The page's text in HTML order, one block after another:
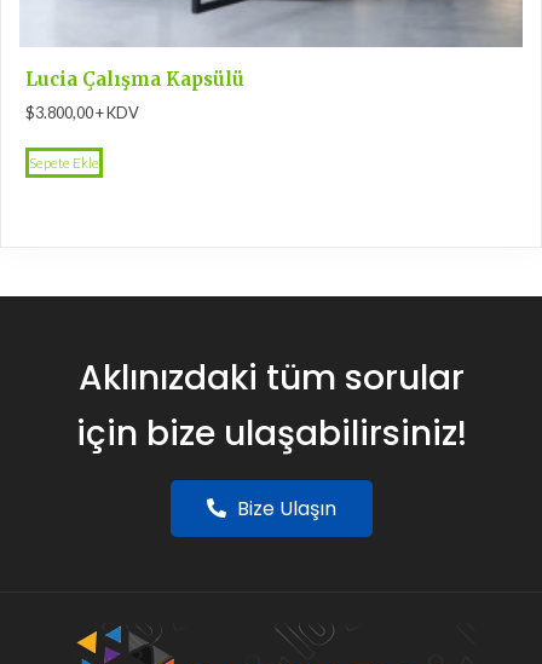
Lucia Çalışma Kapsülü
$3.800,00+ KDV
Sepete Ekle
Aklınızdaki tüm sorular
için bize ulaşabilirsiniz!
Bize Ulaşın